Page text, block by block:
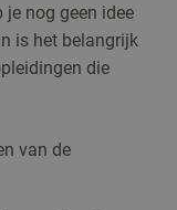
je nog geen idee
is het belangrijk
die
van de